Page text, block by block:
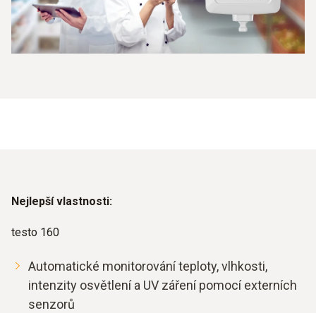
Nejlepší vlastnosti:
testo 160
Automatické monitorování teploty, vlhkosti,
intenzity osvětlení a UV záření pomocí externích
senzorů